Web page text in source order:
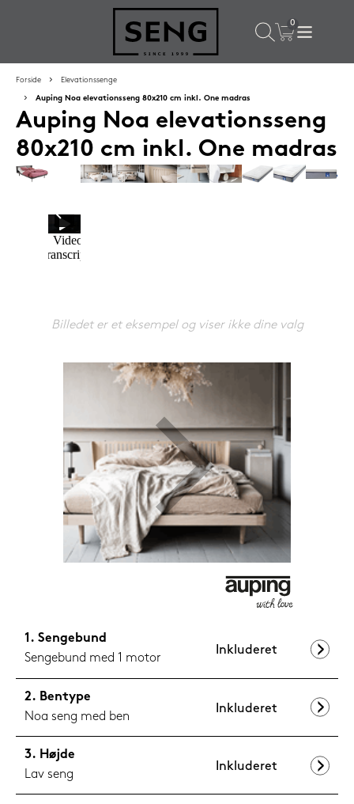
50%
599,-
Forside Elevationssenge
Auping Noa elevationsseng 80x210 cm inkl. One madras
Auping Noa elevationsseng
80x210 cm inkl. One madras
Billedet er et eksempel og viser ikke dine valg
Sengebund
Sengebund med 1 motor
Inkluderet
Bentype
Noa seng med ben
Inkluderet
Højde
Lav seng
Inkluderet